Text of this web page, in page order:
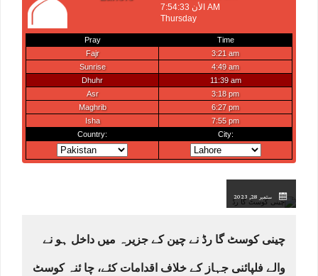
ستمبر 28, 2023
چینی کوسٹ گا رڈ نے چین کے جزیرہ میں داخل ہو نے
والے فلپائنی جہاز کے خلاف اقدامات کئے، چا ئنہ کوسٹ